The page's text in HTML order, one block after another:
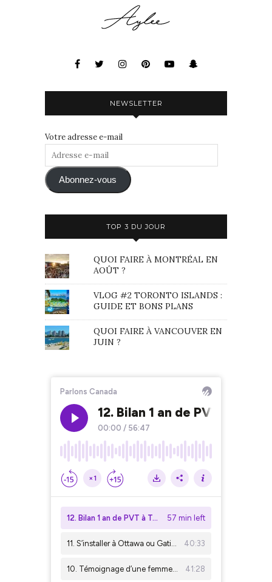
NEWSLETTER
Votre adresse e-mail
Adresse
mail Abonnez-vous
TOP 3 DU JOUR
QUOI FAIRE À MONTRÉAL EN
AOÛT ?
VLOG #2 TORONTO ISLANDS :
GUIDE ET BONS PLANS
QUOI FAIRE À VANCOUVER EN
JUIN ?